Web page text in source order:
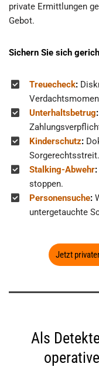
private Ermittlungen
Gebot.
Sichern Sie sich
Treuecheck:
Unterhaltsbetrug:
Kinderschutz:
Sorgerechtsstreit.
Stalking-Abwehr:
stoppen.
Personensuche:
untergetauchte
Jetzt
Als